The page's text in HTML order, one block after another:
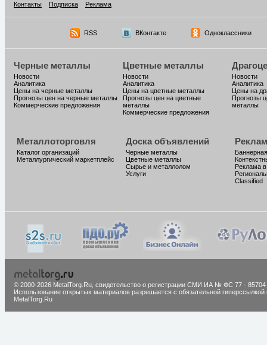
Контакты
Подписка Реклама
RSS ВКонтакте Одноклассники
Черные металлы
Новости
Аналитика
Цены на черные металлы
Прогнозы цен на черные металлы
Коммерческие предложения
Цветные металлы
Новости
Аналитика
Цены на цветные металлы
Прогнозы цен на цветные
металлы
Коммерческие предложения
Новости
Аналитика
Цены на
Прогнозы
металлы
Металлоторговля
Каталог организаций
Металлургический маркетплейс
Доска объявлений
Черные металлы
Цветные металлы
Сырье и металлолом
Услуги
Реклама
Classified
© 2000-2026 MetalTorg.Ru, cвидетельство о регистрации СМИ ИА № ФС 77 - 85704
Использование открытых материалов разрешается с обязательной гиперссылкой
MetalTorg.Ru